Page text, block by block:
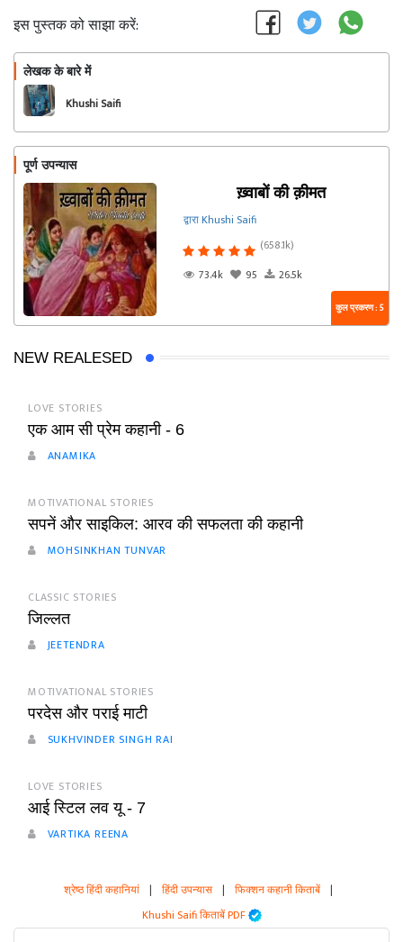
इस पुस्तक को साझा करें:
लेखक के बारे में
Khushi Saifi
पूर्ण उपन्यास
ख़्वाबों की क़ीमत
द्वारा Khushi Saifi
(658.1k)
73.4k
95 26.5k
कुल प्रकरण : 5
NEW REALESED
LOVE STORIES
एक आम सी प्रेम कहानी - 6
ANAMIKA
MOTIVATIONAL STORIES
सपनें और साइकिल: आरव की सफलता की कहानी
MOHSINKHAN TUNVAR
CLASSIC STORIES
जिल्लत
JEETENDRA
MOTIVATIONAL STORIES
परदेस और पराई माटी
SUKHVINDER SINGH RAI
LOVE STORIES
आई स्टिल लव यू - 7
VARTIKA REENA
श्रेष्ठ हिंदी कहानियां | हिंदी उपन्यास | फिक्शन कहानी किताबें |
Khushi Saifi किताबें PDF